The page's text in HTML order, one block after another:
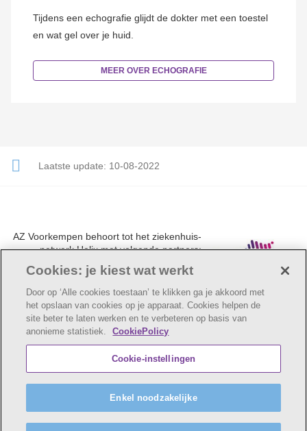
Tijdens een echografie glijdt de dokter met een toestel
en wat gel over je huid.
MEER OVER ECHOGRAFIE
Laatste update: 10-08-2022
AZ Voorkempen behoort tot het ziekenhuis-
netwerk Helix met volgende partners:
UZA, AZ Monica, AZ Rivierenland en AZ
Klina.
© AZ Voorkempen
Cookie verklaring
Privacybeleid
Webtoegankelijkheidsverklaring
AZ Voorkempen maakt deel uit vanvzw Emmaüs
Maatschappelijke zetel Edgard Tinellaan 1c, 2800
Cookies: je kiest wat werkt
Door op ‘Alle cookies toestaan’ te klikken ga je akkoord met
het opslaan van cookies op je apparaat. Cookies helpen de
site beter te laten werken en te verbeteren op basis van
anonieme statistiek.
CookiePolicy
Cookie-instellingen
Enkel noodzakelijke